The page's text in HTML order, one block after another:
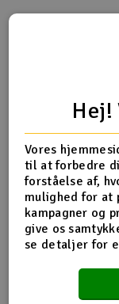
Radio
Slot
Solenergi
Værktøj,
Produkt
86076 Pilotaksel
Flere detaljer
Produktet er
forbundet med
Hej!
Vores
til at forbedre
forståelse af,
mulighed for at
kampagner og
give os
se detaljer for